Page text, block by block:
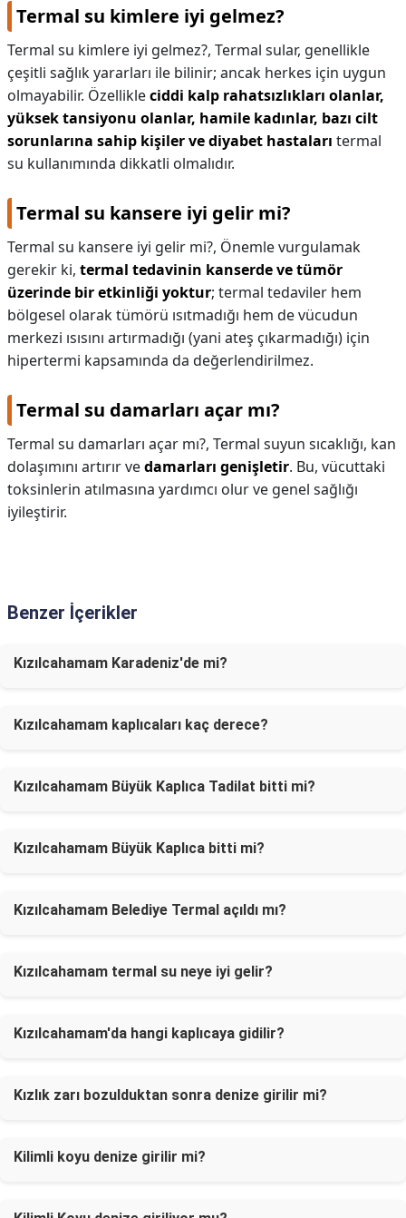
Termal su kimlere iyi gelmez?
Termal su kimlere iyi gelmez?, Termal sular, genellikle
çeşitli sağlık yararları ile bilinir; ancak herkes için uygun
olmayabilir. Özellikleciddi kalp rahatsızlıkları olanlar,
yüksek tansiyonu olanlar, hamile kadınlar, bazı cilt
sorunlarına sahip kişiler ve diyabet hastaları termal
su kullanımında dikkatli olmalıdır.
Termal su kansere iyi gelir mi?
Termal su kansere iyi gelir mi?, Önemle vurgulamak
gerekir ki, termal tedavinin kanserde ve tümör
üzerinde bir etkinliği yoktur; termal tedaviler hem
bölgesel olarak tümörü ısıtmadığı hem de vücudun
merkezi ısısını artırmadığı (yani ateş çıkarmadığı) için
hipertermi kapsamında da değerlendirilmez.
Termal su damarları açar mı?
Termal su damarları açar mı?, Termal suyun sıcaklığı, kan
dolaşımını artırır vedamarları genişletir. Bu, vücuttaki
toksinlerin atılmasına yardımcı olur ve genel sağlığı
iyileştirir.
Benzer İçerikler
Kızılcahamam Karadeniz'de mi?
Kızılcahamam kaplıcaları kaç derece?
Kızılcahamam Büyük Kaplıca Tadilat bitti mi?
Kızılcahamam Büyük Kaplıca bitti mi?
Kızılcahamam Belediye Termal açıldı mı?
Kızılcahamam termal su neye iyi gelir?
Kızılcahamam'da hangi kaplıcaya gidilir?
Kızlık zarı bozulduktan sonra denize girilir mi?
Kilimli koyu denize girilir mi?